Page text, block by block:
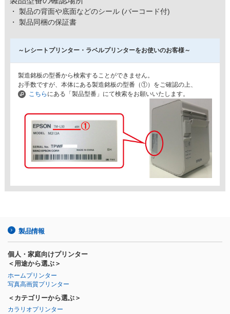
・ 製品の背面や底面などのシール (バーコード付)
・ 製品同梱の保証書
～レシートプリンター・ラベルプリンターをお使いのお客様～
製造銘板の型番から検索することができません。
お手数ですが、本体にある製造銘板の型番（①）をご確認の上、
こちら にある「製品型番」にて検索をお願いいたします。
製品情報
個人・家庭向けプリンター
＜用途から選ぶ＞
ホームプリンター
写真高画質プリンター
＜カテゴリーから選ぶ＞
カラリオプリンター